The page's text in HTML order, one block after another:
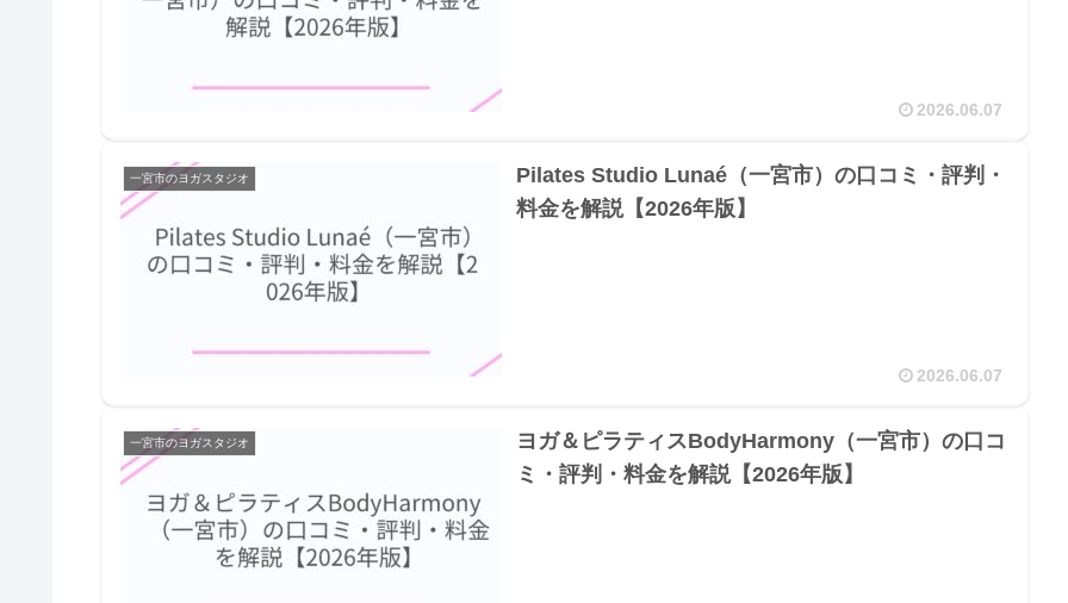
2026.06.07
一宮市のヨガスタジオ
Pilates Studio Lunaé（一宮市）の口コミ・評判・
料金を解説【2026年版】
2026.06.07
一宮市のヨガスタジオ
ヨガ＆ピラティスBodyHarmony（一宮市）の口コ
ミ・評判・料金を解説【2026年版】